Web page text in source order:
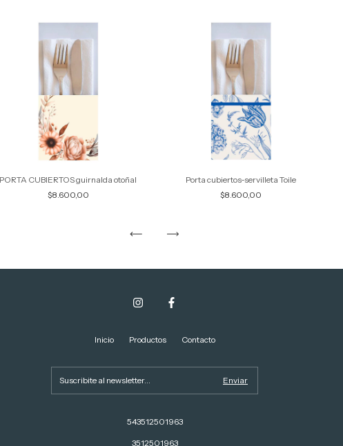
PORTA CUBIERTOS guirnalda otoñal
$8.600,00
Porta cubiertos-servilleta Toile
$8.600,00
Inicio Productos Contacto
543512501963
3512501963